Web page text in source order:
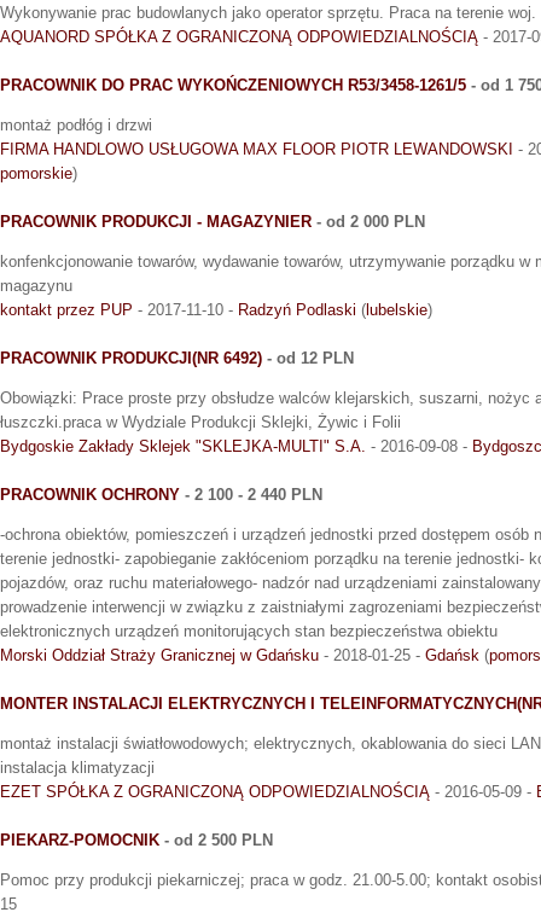
Wykonywanie prac budowlanych jako operator sprzętu. Praca na terenie
AQUANORD SPÓŁKA Z OGRANICZONĄ ODPOWIEDZIALNOŚCIĄ - 2017-
PRACOWNIK DO PRAC WYKOŃCZENIOWYCH R53/3458-1261/5 - od 1
montaż podłóg i drzwi
FIRMA HANDLOWO USŁUGOWA MAX FLOOR PIOTR LEWANDOWSKI -
pomorskie)
PRACOWNIK PRODUKCJI - MAGAZYNIER - od 2 000 PLN
konfenkcjonowanie towarów, wydawanie towarów, utrzymywanie porządku w
magazynu
kontakt przez PUP - 2017-11-10 - Radzyń Podlaski ( lubelskie)
PRACOWNIK PRODUKCJI(NR 6492) - od 12 PLN
Obowiązki: Prace proste przy obsłudze walców klejarskich, suszarni, nożyc
łuszczki.praca w Wydziale Produkcji Sklejki, Żywic i Folii
Bydgoskie Zakłady Sklejek "SKLEJKA-MULTI" S.A. - 2016-09-08 -
PRACOWNIK OCHRONY - 2 100 - 2 440 PLN
-ochrona obiektów, pomieszczeń i urządzeń jednostki przed dostępem osób
terenie jednostki- zapobieganie zakłóceniom porządku na terenie jednostki-
pojazdów, oraz ruchu materiałowego- nadzór nad urządzeniami
prowadzenie interwencji w związku z zaistniałymi zagrozeniami
elektronicznych urządzeń monitorujących stan bezpieczeństwa obiektu
Morski Oddział Straży Granicznej w Gdańsku - 2018-01-25 - Gdańsk (
MONTER INSTALACJI ELEKTRYCZNYCH I
montaż instalacji światłowodowych; elektrycznych, okablowania do sieci
instalacja klimatyzacji
EZET SPÓŁKA Z OGRANICZONĄ ODPOWIEDZIALNOŚCIĄ - 2016-05-09 -
PIEKARZ-POMOCNIK - od 2 500 PLN
Pomoc przy produkcji piekarniczej; praca w godz. 21.00-5.00; kontakt
15